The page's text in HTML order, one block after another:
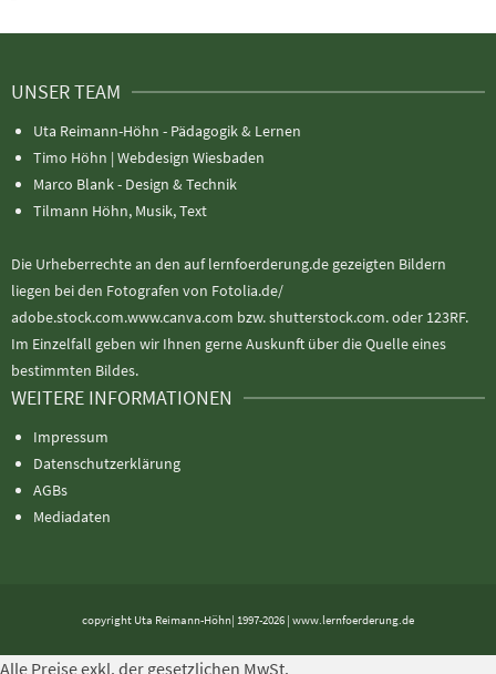
UNSER TEAM
Uta Reimann-Höhn - Pädagogik & Lernen
Timo Höhn | Webdesign Wiesbaden
Marco Blank - Design & Technik
Tilmann Höhn, Musik, Text
Die Urheberrechte an den auf lernfoerderung.de gezeigten Bildern
liegen bei den Fotografen von Fotolia.de/
adobe.stock.com.www.canva.com bzw. shutterstock.com. oder 123RF.
Im Einzelfall geben wir Ihnen gerne Auskunft über die Quelle eines
bestimmten Bildes.
WEITERE INFORMATIONEN
Impressum
Datenschutzerklärung
AGBs
Mediadaten
copyright Uta Reimann-Höhn| 1997-2026 | www.lernfoerderung.de
Alle Preise exkl. der gesetzlichen MwSt.